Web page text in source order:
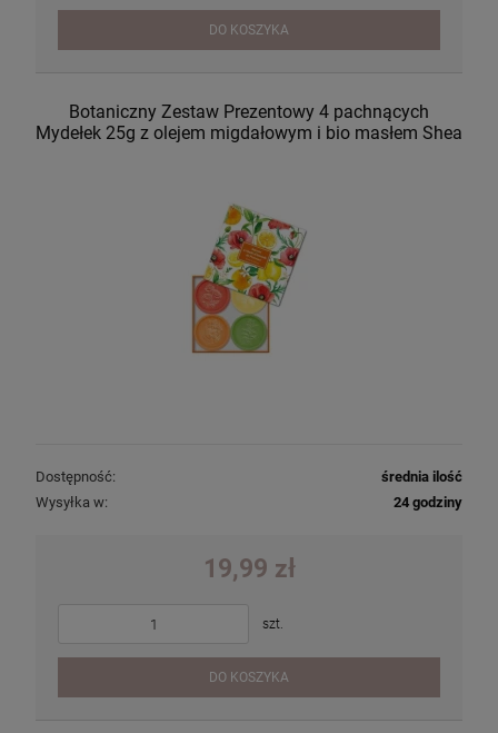
DO KOSZYKA
Botaniczny Zestaw Prezentowy 4 pachnących
Mydełek 25g z olejem migdałowym i bio masłem Shea
Dostępność:
średnia ilość
Wysyłka w:
24 godziny
19,99 zł
szt.
DO KOSZYKA